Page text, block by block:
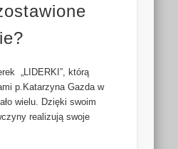
„LIDERKI”, którą
p.Katarzyna Gazda w
wielu. Dzięki swoim
realizują swoje